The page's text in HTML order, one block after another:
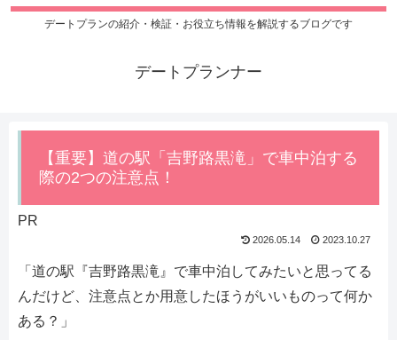
デートプランの紹介・検証・お役立ち情報を解説するブログです
デートプランナー
【重要】道の駅「吉野路黒滝」で車中泊する
際の2つの注意点！
PR
2026.05.14 2023.10.27
「道の駅『吉野路黒滝』で車中泊してみたいと思ってる
んだけど、注意点とか用意したほうがいいものって何か
ある？」